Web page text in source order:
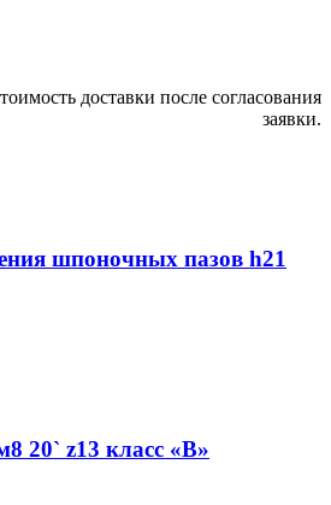
доставки после согласования
заявки.
шпоночных пазов h21
20` z13 класс «В»